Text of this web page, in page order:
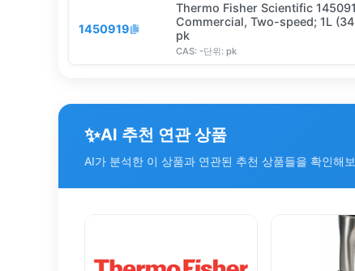
1450919
Thermo Fisher Scientific
Commercial, Two-speed; 1L
pk
CAS: -단위: pk
✨AI 추천 연관 상품
AI가 분석한 이 상품과 연관된 추천 상품들을 확인해